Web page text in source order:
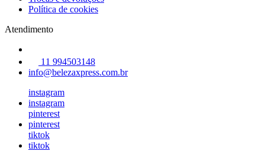
Política de cookies
Atendimento
11 994503148
info@belezaxpress.com.br
instagram
instagram
pinterest
pinterest
tiktok
tiktok